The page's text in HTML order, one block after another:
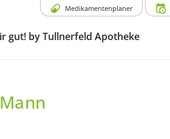
Medikamentenplaner
gut! by Tullnerfeld Apotheke